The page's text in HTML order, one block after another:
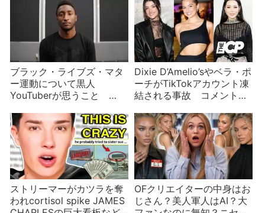
ブラック・ライブズ・マタ
ー運動について黒人
YouTuberが思うこと
Dixie D’Amelio’sやベラ・ポ
ーチがTikTokアカウント凍
結される事故 コメント低
ストリーマーがカツラを奪
われcortisol spike JAMES
OFクリエイターの中身はお
じさん？美人軍人はAI？大